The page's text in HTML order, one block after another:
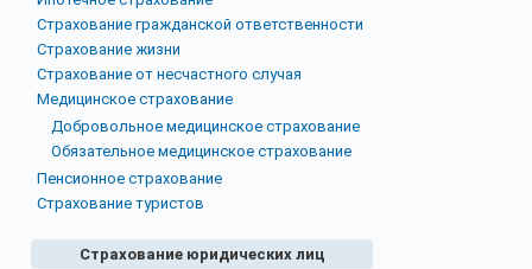
Страхование гражданской ответственности
Страхование жизни
Страхование от несчастного случая
Медицинское страхование
Добровольное медицинское страхование
Обязательное медицинское страхование
Пенсионное страхование
Страхование туристов
Страхование юридических лиц